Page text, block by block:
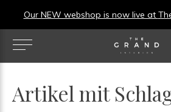
Our NEW webshop is now live at
Artikel mit